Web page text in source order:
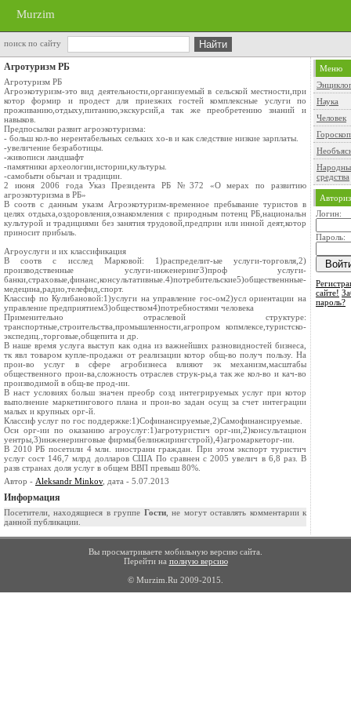
Murzim
поиск по сайту
Агротуризм РБ
Агротуризм РБ
Агроэкотуризм-это вид деятельности,организуемый в сельской местности,при
котор формир и продест для приезжих гостей комплексные услуги по
проживанию,отдыху,питанию,экскурсий,а так же преобретению знаний и
навыков.
Предпосылки развит агроэкотуризма:
- больш кол-во нерентабельных сельких хо-в и как следствие низкие зарплаты.
-увеличение безработицы.
-живописн ландшафт
-памятники археологии,истории,культуры.
-самобытн обычаи и традиции.
2 июня 2006 года Указ Президента РБ №372 «О мерах по развитию
агроэкотуризма в РБ»
В соотв с данным указм Агроэкотуризм-временное пребывание туристов в
целях отдыха,оздоровления,ознакомления с природным потенц РБ,национальн
культурой и традициями без занятия трудовой,предприн или инной деят,котор
приносит прибыль.
Агроуслуги и их классификация
В соотв с исслед Марковой: 1)распределит-ые услуги-торговля,2)
производственные услуги-инженеринг3)проф услуги-
банки,страховые,финанс,консультативные.4)потребительские5)общественнные-
медецина,радио,телефид,спорт.
Классиф по Кулибановой:1)услуги на управление гос-ом2)усл ориентации на
управление предприятием3)обществом4)потребностями человека
Применительно отраслевой структуре:
транспортные,строительства,промышленности,агропром копмлексе,туристско-
экспедиц.,торговые,общепита и др.
В наше время услуга выступ как одна из важнейших разновидностей бизнеса,
тк явл товаром купле-продажи от реализации котор общ-во получ пользу. На
прои-во услуг в сфере агробизнеса влияют эк механизм,масштабы
общественного прои-ва,сложность отраслев струк-ры,а так же кол-во и кач-во
производимой в общ-ве прод-ии.
В наст условиях больш значен преобр созд интегрируемых услуг при котор
выполнение маркетингового плана и прои-во задан осущ за счет интеграции
малых и крупных орг-й.
Классиф услуг по гос поддержке:1)Софинансируемые,2)Самофинансируемые.
Осн орг-ии по оказанию агроуслуг:1)агротуристич орг-ии,2)консультацион
уентры,3)инженеринговые фирмы(белинжирингстрой),4)агромаркеторг-ии.
В 2010 РБ посетили 4 млн. иностранн граждан. При этом экспорт туристич
услуг сост 146,7 млрд долларов США По сравнен с 2005 увелич в 6,8 раз. В
разв странах доля услуг в общем ВВП превыш 80%.
Автор - Aleksandr Minkov, дата - 5.07.2013
Информация
Посетители, находящиеся в группе Гости, не могут оставлять комментарии к
данной публикации.
Меню
Наука
Человек
средства
Логин:
Пароль:
сайте!
пароль?
Вы просматриваете мобильную версию сайта.
Перейти на полную версию
© Murzim.Ru 2009-2015.